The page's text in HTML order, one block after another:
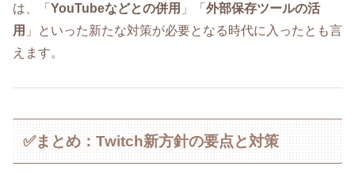
は、「 YouTubeなどとの併用 」「 外部保存ツールの活
用 」といった新たな対策が必要となる時代に入ったとも言
えます。
✅まとめ：Twitch新方針の要点と対策